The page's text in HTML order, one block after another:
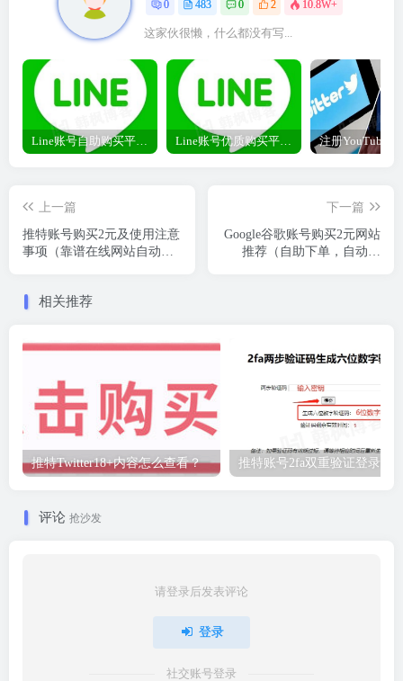
0 483 0 2 10.8W+
这家伙很懒，什么都没有写...
上一篇
推特账号购买2元及使用注意
事项（靠谱在线网站自动发
下一篇
Google谷歌账号购买2元网站
推荐（自助下单，自动发
相关推荐
推特Twitter18+内容怎么查看？ 推特账号2fa双重验证登录教
评论 抢沙发
请登录后发表评论
登录
社交账号登录